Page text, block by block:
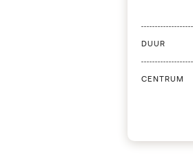
DUUR
CENTRUM